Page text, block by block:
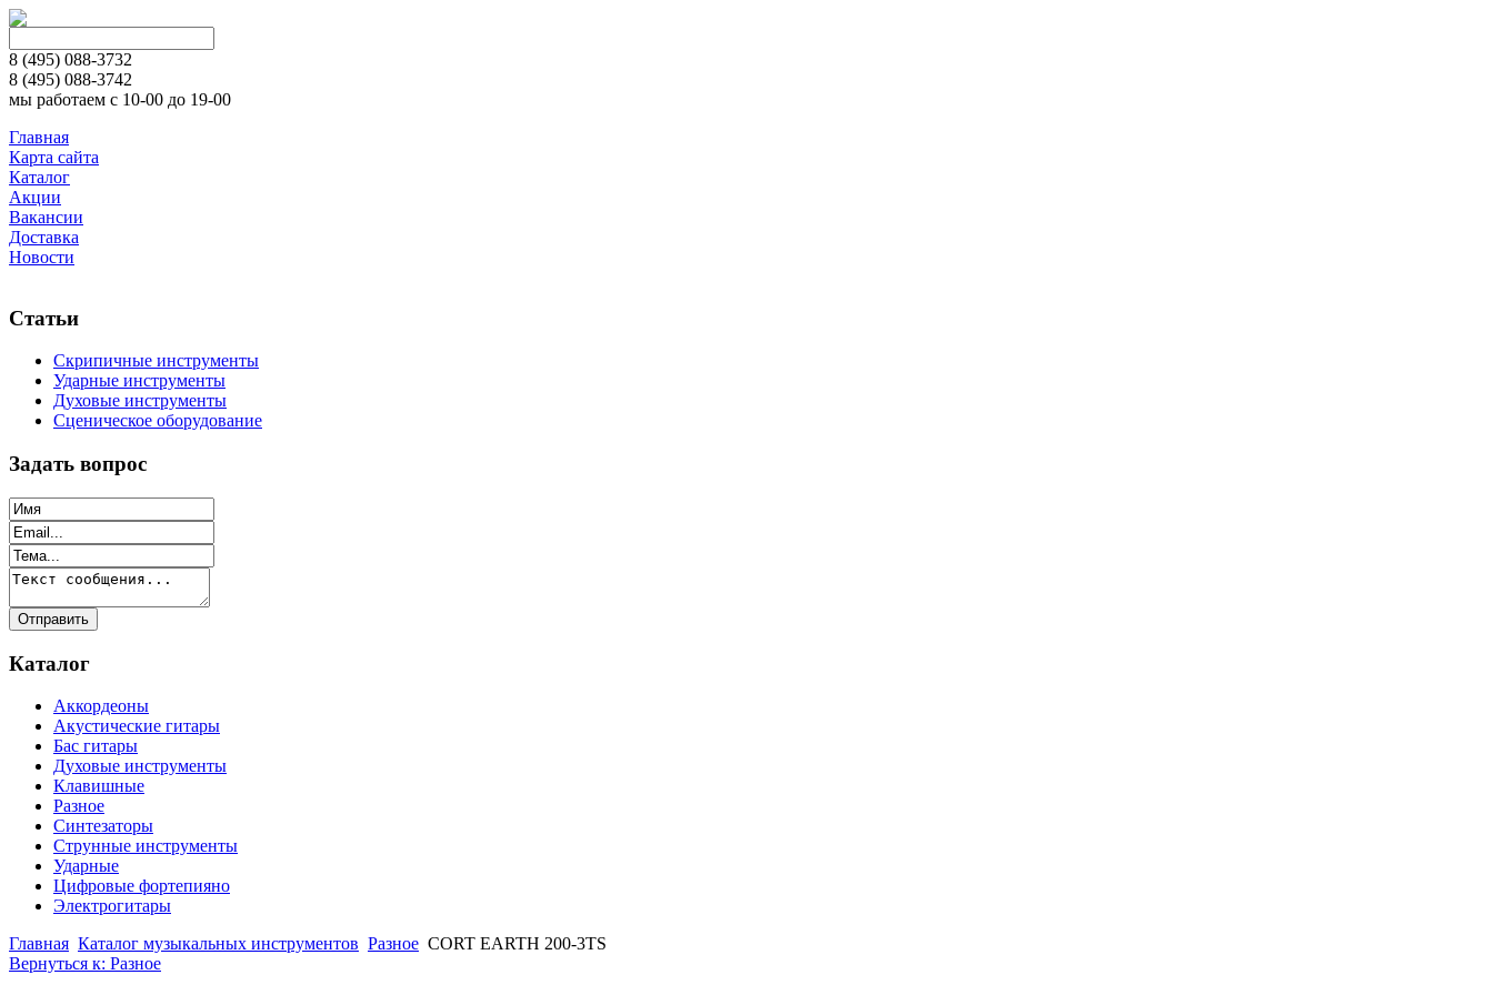
8 (495) 088-3732
8 (495) 088-3742
мы работаем с 10-00 до 19-00
Главная
Карта сайта
Каталог
Акции
Вакансии
Доставка
Новости
Статьи
Скрипичные инструменты
Ударные инструменты
Духовые инструменты
Сценическое оборудование
Задать вопрос
Каталог
Аккордеоны
Акустические гитары
Бас гитары
Духовые инструменты
Клавишные
Разное
Синтезаторы
Струнные инструменты
Ударные
Цифровые фортепияно
Электрогитары
Главная Каталог музыкальных инструментов Разное CORT EARTH 200-3TS
Вернуться к: Разное